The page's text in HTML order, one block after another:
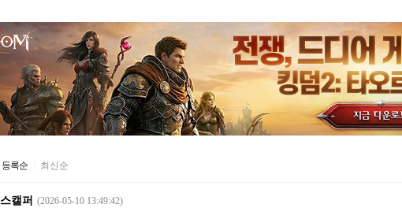
등록순 최신순
캘퍼 (2026-05-10 13:49:42)